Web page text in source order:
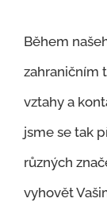
Během
zahraničním
vztahy a
jsme se tak
různých
vyhovět